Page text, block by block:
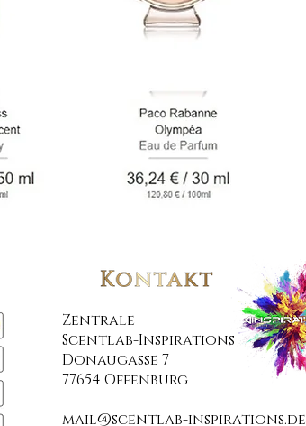
​Zentrale
Scentlab-Inspirations
Donaugasse 7
77654 Offenburg
mail@scentlab-inspirations.de